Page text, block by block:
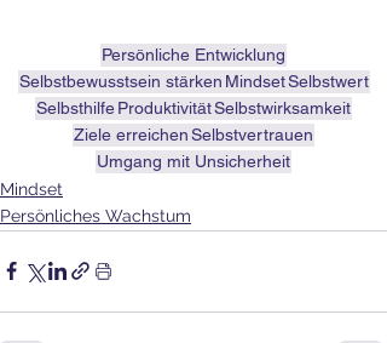
Persönliche Entwicklung
Selbstbewusstsein stärken MindsetSelbstwert
SelbsthilfeProduktivitätSelbstwirksamkeit
Ziele erreichenSelbstvertrauen
Umgang mit Unsicherheit
Mindset
Persönliches Wachstum